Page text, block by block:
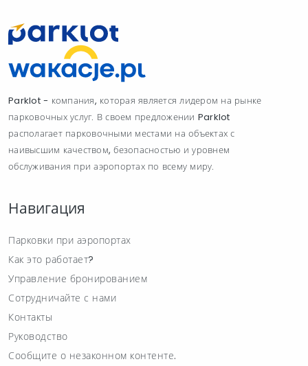
Parklot - компания, которая является лидером на рынке
парковочных услуг. В своем предложении Parklot
располагает парковочными местами на объектах с
наивысшим качеством, безопасностью и уровнем
обслуживания при аэропортах по всему миру.
Навигация
Парковки при аэропортах
Как это работает?
Управление бронированием
Сотрудничайте с нами
Контакты
Руководство
Сообщите о незаконном контенте.